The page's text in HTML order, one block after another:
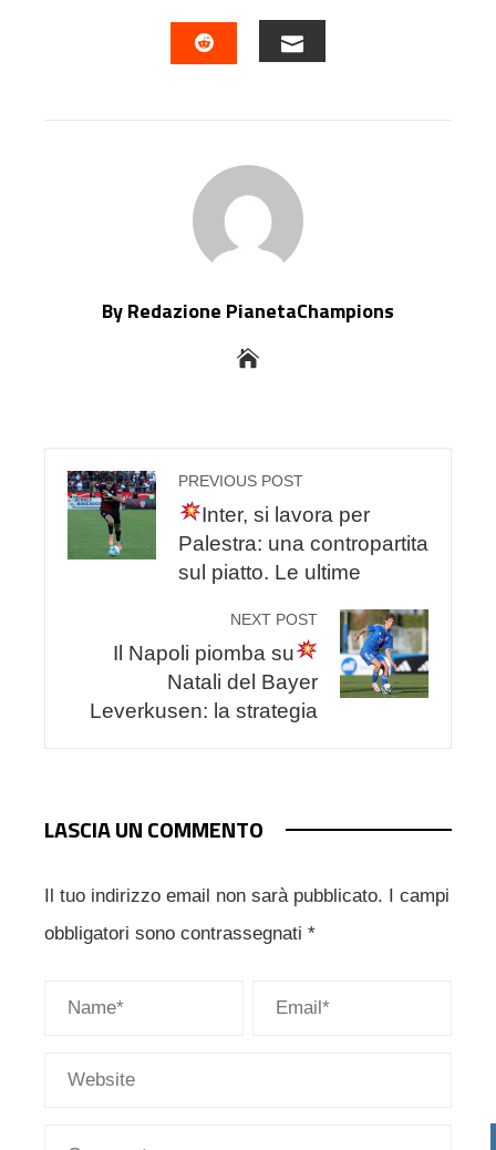
FACEBOOKTWITTERLINKEDIN
By Redazione PianetaChampions
PREVIOUS POST
Inter, si lavora per
Palestra: una contropartita
sul piatto. Le ultime
NEXT POST
Il Napoli piomba su
Natali del Bayer
Leverkusen: la strategia
LASCIA UN COMMENTO
Il tuo indirizzo email non sarà pubblicato. I campi
obbligatori sono contrassegnati *